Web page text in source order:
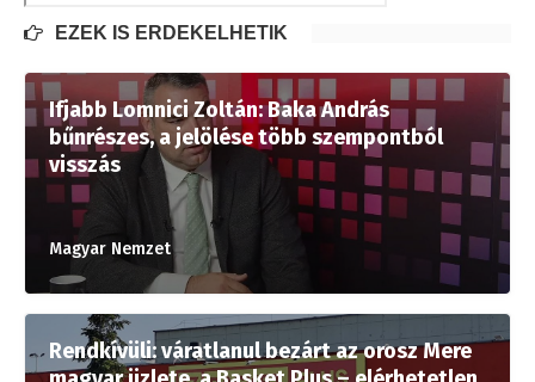
EZEK IS ÉRDEKELHETIK
Ifjabb Lomnici Zoltán: Baka András
bűnrészes, a jelölése több szempontból
visszás
Magyar Nemzet
Rendkívüli: váratlanul bezárt az orosz Mere